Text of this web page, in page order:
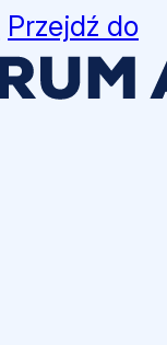
Przejdź do